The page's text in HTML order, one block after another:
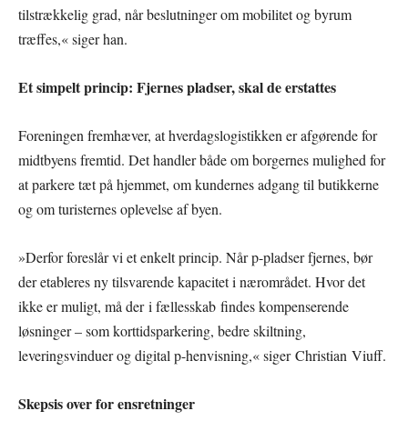
tilstrækkelig grad, når beslutninger om mobilitet og byrum
træffes,« siger han.
Et simpelt princip: Fjernes pladser, skal de erstattes
Foreningen fremhæver, at hverdagslogistikken er afgørende for
midtbyens fremtid. Det handler både om borgernes mulighed for
at parkere tæt på hjemmet, om kundernes adgang til butikkerne
og om turisternes oplevelse af byen.
»Derfor foreslår vi et enkelt princip. Når p-pladser fjernes, bør
der etableres ny tilsvarende kapacitet i nærområdet. Hvor det
ikke er muligt, må der i fællesskab findes kompenserende
løsninger – som korttidsparkering, bedre skiltning,
leveringsvinduer og digital p-henvisning,« siger Christian Viuff.
Skepsis over for ensretninger